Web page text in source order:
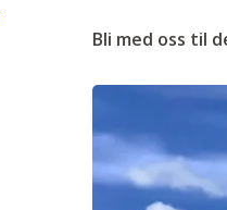
Bli med oss til